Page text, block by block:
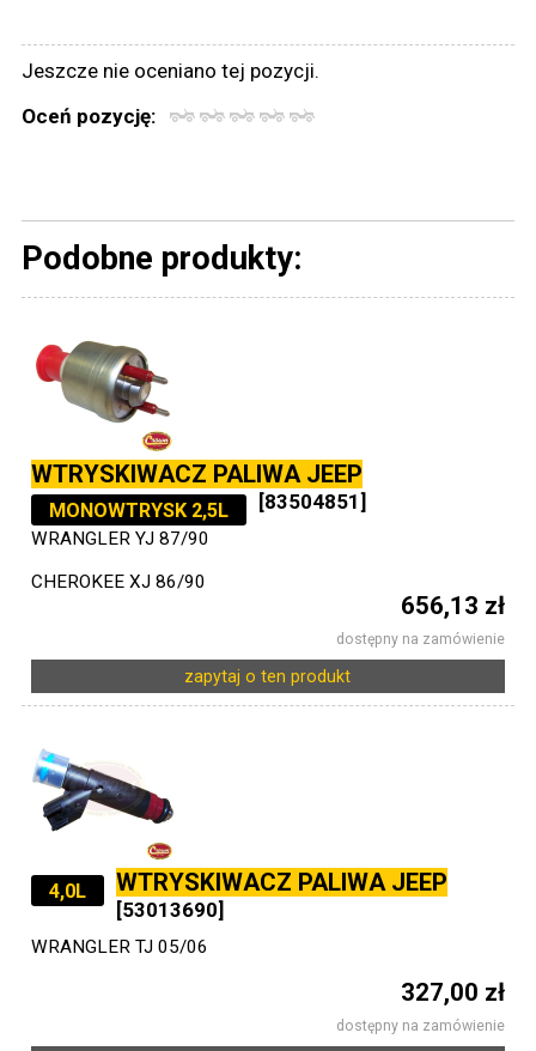
Jeszcze nie oceniano tej pozycji.
Oceń pozycję:
Podobne produkty:
WTRYSKIWACZ PALIWA JEEP
MONOWTRYSK 2,5L [83504851]
WRANGLER YJ 87/90
CHEROKEE XJ 86/90
656,13 zł
dostępny na zamówienie
zapytaj o ten produkt
WTRYSKIWACZ PALIWA JEEP
4,0L
[53013690]
WRANGLER TJ 05/06
327,00 zł
dostępny na zamówienie